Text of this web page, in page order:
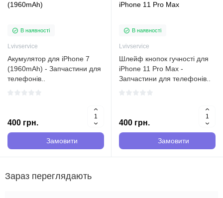
(1960mAh)
В наявності
Lvivservice
Акумулятор для iPhone 7
(1960mAh) - Запчастини для
телефонів..
400 грн.
Замовити
iPhone 11 Pro Max
В наявності
Lvivservice
Шлейф кнопок гучності для
iPhone 11 Pro Max -
Запчастини для телефонів..
400 грн.
Замовити
Зараз переглядають